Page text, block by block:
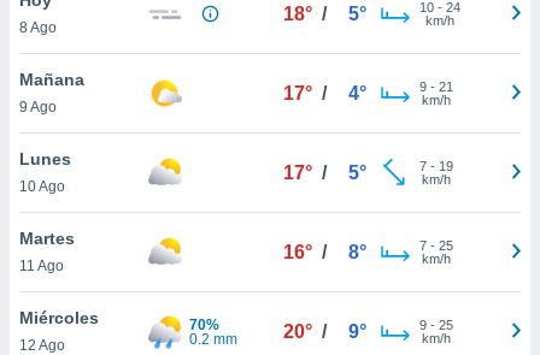
en
más
nuestra
de
8 Ago
18° / 5° 10- 24
km/h
Mañana
9 Ago
17° / 4° 9- 21
km/h
Lunes
10 Ago
17° / 5° 7- 19
km/h
Martes
11 Ago
16° / 8° 7- 25
km/h
Miércoles
12 Ago
70%
0.2 mm
20° / 9° 9- 25
km/h